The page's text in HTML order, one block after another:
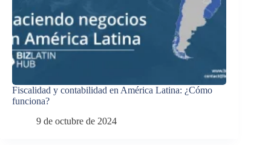
Fiscalidad y contabilidad en América Latina: ¿Cómo
funciona?
9 de octubre de 2024